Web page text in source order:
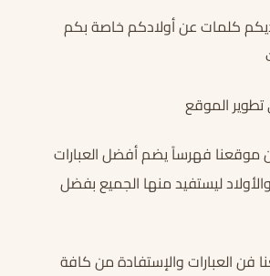
كلمات عن أولادكم خاصة بكم
الموقع
فهرساً يضم أفضل العبارات
ليستفيد منها الجميع بفضل
فن العبارات والإستفادة من كافة